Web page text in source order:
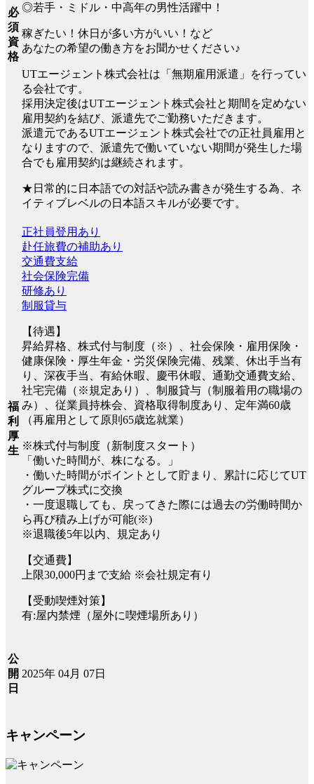
必
須
資
格
◎若手・ミドル・中高年の男性活躍中！
稼ぎたい！休日が多い方がいい！など
あなたの希望の働き方をお聞かせください♪
UTエージェント株式会社は「無期雇用派遣」を行ってい
る会社です。
採用決定後はUTエージェント株式会社と期間を定めない
雇用契約を結び、派遣先でご勤務いただきます。
派遣元であるUTエージェント株式会社での正社員雇用と
なりますので、派遣先で働いていない期間が発生した場
合でも雇用契約は継続されます。
★日常的に日本語での対話や読み書きが発生する為、ネ
イティブレベルの日本語スキルが必要です。
福
利
厚
生
正社員登用あり
赴任旅費の補助あり
交通費支給
社会保険完備
研修あり
制服貸与
【待遇】
昇給昇格、株式付与制度（※）、社会保険・雇用保険・
健康保険・厚生年金・労災保険完備、残業、休出手当有
り、深夜手当、有給休暇、慶弔休暇、通勤交通費支給、
社宅完備（※規定あり）、制服貸与（制服着用の職場の
み）、従業員持株会、資格取得制度あり、定年満60歳
（再雇用として原則65歳迄就業）
※株式付与制度（新制度スタート）
「働いた時間が、株になる。」
・働いた時間がポイントとして貯まり、累計に応じてUT
グループ株式に交換
・一度退職しても、戻ってきた際には過去の労働時間か
ら再び積み上げが可能(※)
※退職後5年以内、規定あり
【交通費】
上限30,000円まで支給 ※会社規定有り
【受動喫煙対策】
有:屋内禁煙（屋外に喫煙場所あり）
公
開
日
2025年 04月 07日
キャンペーン